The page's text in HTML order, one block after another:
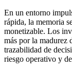
En un entorno
rápida, la memoria
monetizable. Los
más por la madurez
trazabilidad de
riesgo operativo y